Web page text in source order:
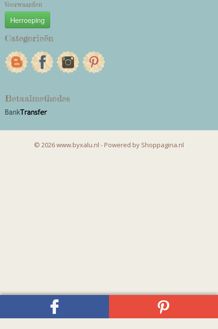
Voorwaarden
Herroeping
Categorieën
Betaalmethodes
© 2026 www.byxalu.nl - Powered by Shoppagina.nl